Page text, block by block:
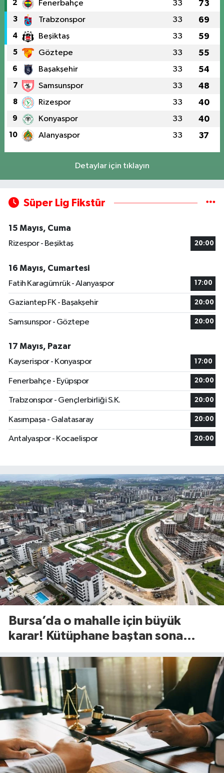
2 Fenerbahçe 33 73
3 Trabzonspor 33 69
4 Beşiktaş 33 59
5 Göztepe 33 55
6 Başakşehir 33 54
7 Samsunspor 33 48
8 Rizespor 33 40
9 Konyaspor 33 40
10 Alanyaspor 33 37
Detaylar için tıklayın
Süper Lig Fikstür
15 Mayıs, Cuma
Rizespor - Beşiktaş
20:00
16 Mayıs, Cumartesi
Fatih Karagümrük - Alanyaspor
17:00
Gaziantep FK - Başakşehir 20:00
Samsunspor - Göztepe 20:00
17 Mayıs, Pazar
Kayserispor - Konyaspor
17:00
Fenerbahçe - Eyüpspor 20:00
Trabzonspor - Gençlerbirliği S.K. 20:00
Kasımpaşa - Galatasaray 20:00
Antalyaspor - Kocaelispor 20:00
Bursa’da o mahalle için büyük
karar! Kütüphane baştan sona